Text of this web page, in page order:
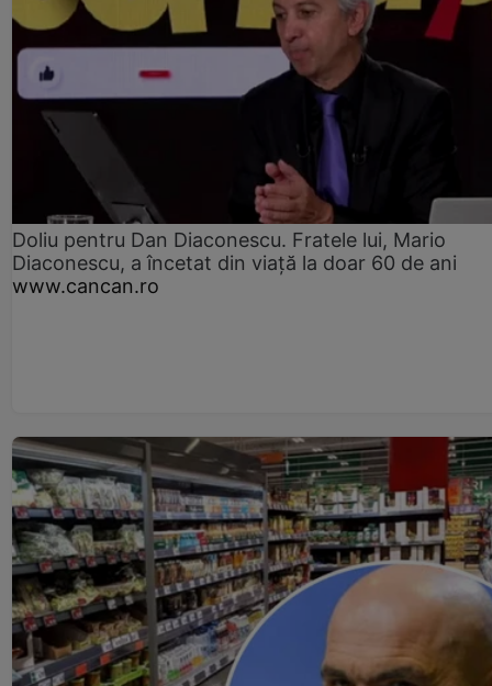
Doliu pentru Dan Diaconescu. Fratele lui, Mario
Diaconescu, a încetat din viață la doar 60 de ani
www.cancan.ro